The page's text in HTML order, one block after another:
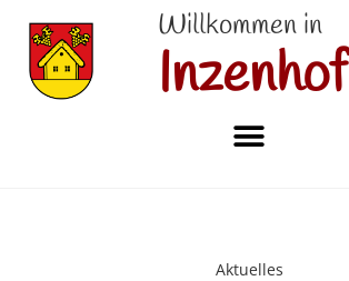
Willkommen in
Inzenhof
Aktuelles